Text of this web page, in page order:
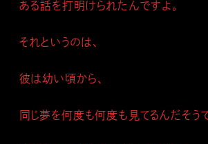
ある話を打明けられたんですよ。
それというのは、
彼は幼い頃から、
同じ夢を何度も何度も見てるんだそうで